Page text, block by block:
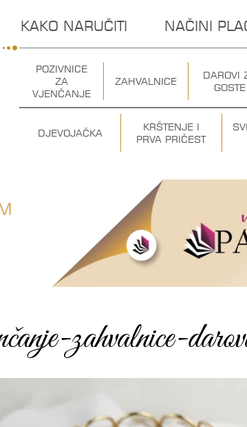
KAKO NARUČITI NAČINI
POZIVNICE
ZA
VJENČANJE
ZAHVALNICE
DAROVI
GOSTE
DJEVOJAČKA
KRŠTENJE I
PRVA PRIČEST
zahvalnice-